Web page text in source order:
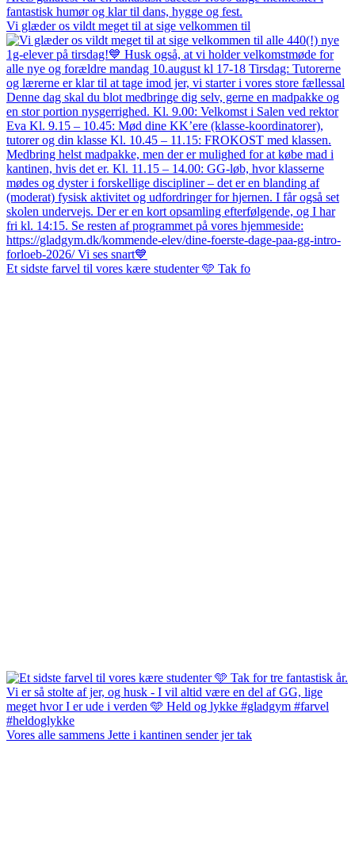
fantastisk humør og klar til dans, hygge og fest.
Vi glæder os vildt meget til at sige velkommen til
Et sidste farvel til vores kære studenter 🩵 Tak fo
Vores alle sammens Jette i kantinen sender jer tak